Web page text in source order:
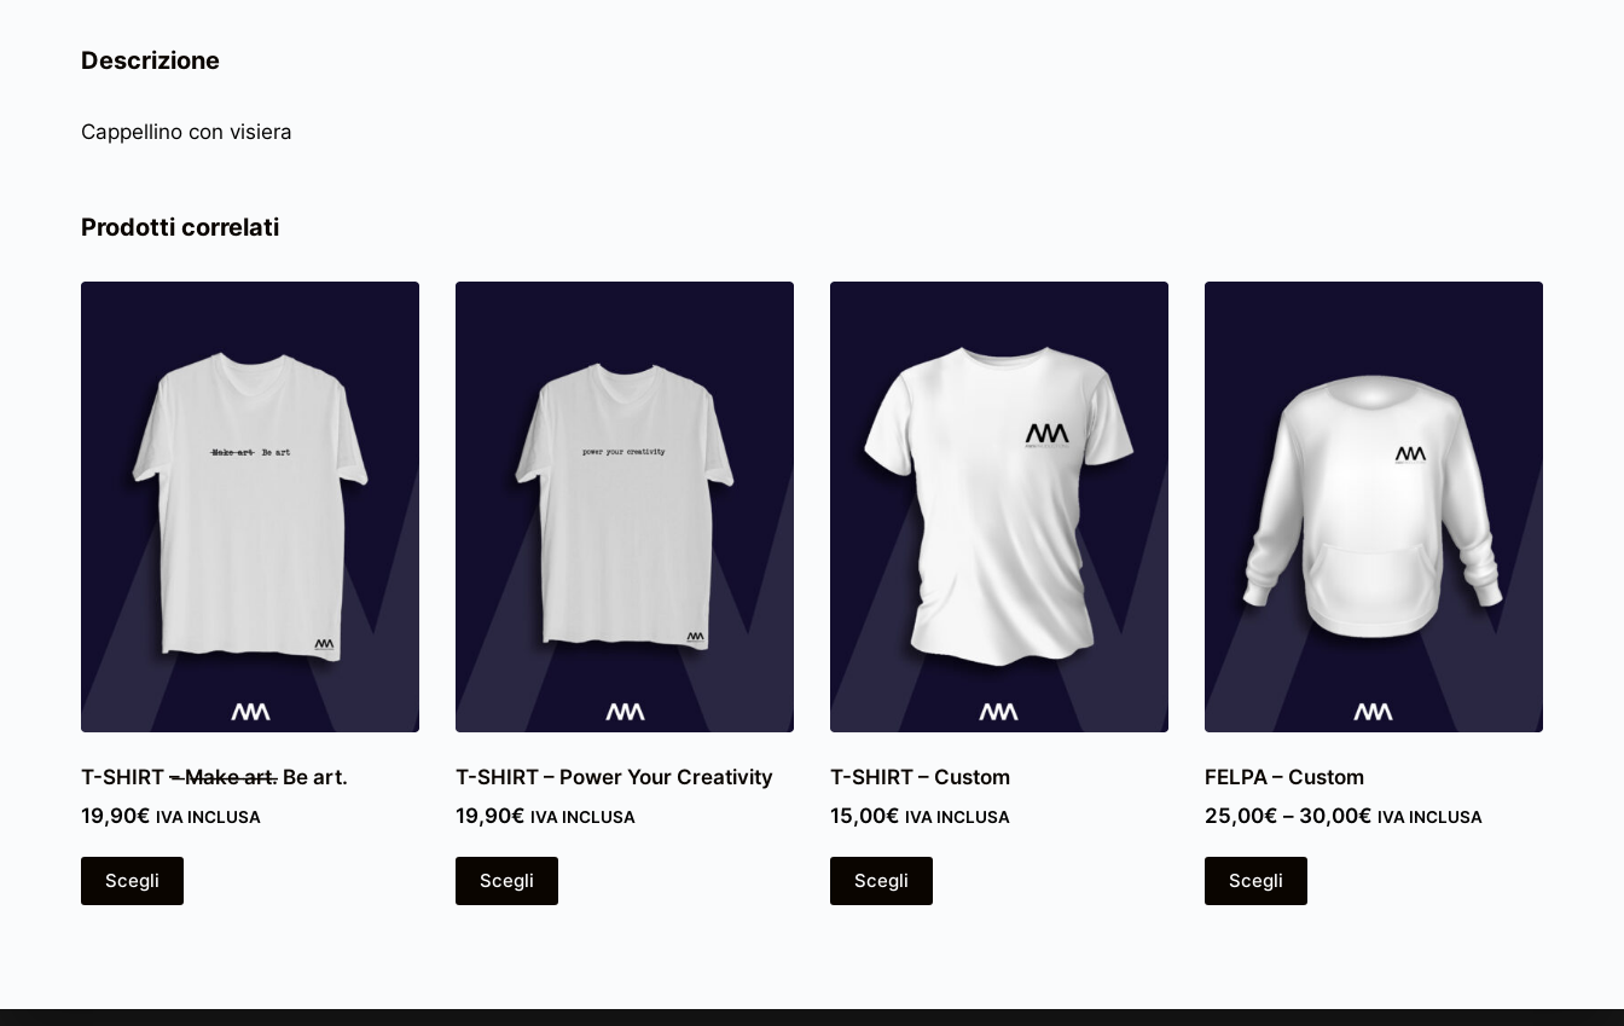
Descrizione
Cappellino con visiera
Prodotti correlati
T-SHIRT – ̶M̶a̶k̶e̶ ̶a̶r̶t̶.̶ Be art.
19,90€ IVA INCLUSA
Scegli
T-SHIRT – Power Your Creativity
19,90€ IVA INCLUSA
Scegli
T-SHIRT – Custom
15,00€ IVA INCLUSA
Scegli
FELPA – Custom
25,00€ – 30,00€ IVA INCLUSA
Scegli